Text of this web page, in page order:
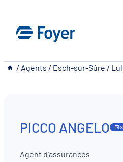
contenu
__ / Agents / Esch-sur-Sûre /
PICCO ANGELO
Agent d’assurances